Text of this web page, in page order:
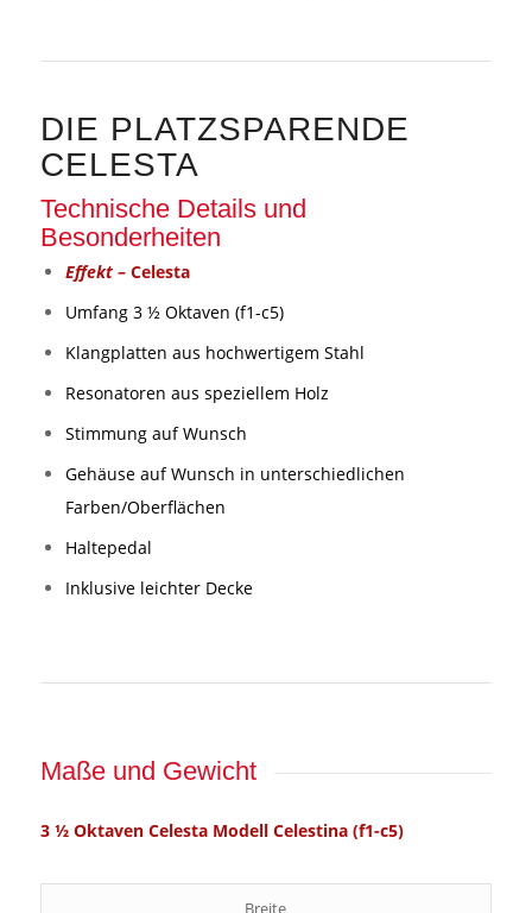
DIE PLATZSPARENDE
CELESTA
Technische Details und
Besonderheiten
Effekt– Celesta
Umfang 3 ½ Oktaven (f1-c5)
Klangplatten aus hochwertigem Stahl
Resonatoren aus speziellem Holz
Stimmung auf Wunsch
Gehäuse auf Wunsch in unterschiedlichen
Farben/Oberflächen
Haltepedal
Inklusive leichter Decke
Maße und Gewicht
3 ½ Oktaven Celesta Modell Celestina (f1-c5)